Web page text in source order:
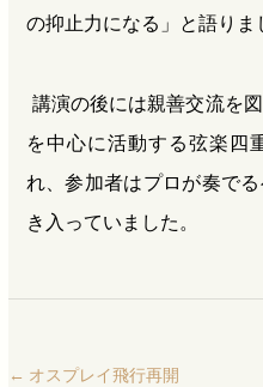
の抑止力になる」と語りま
講演の後には親善交流を
を中心に活動する弦楽四
れ、参加者はプロが奏で
き入っていました。
← オスプレイ飛行再開